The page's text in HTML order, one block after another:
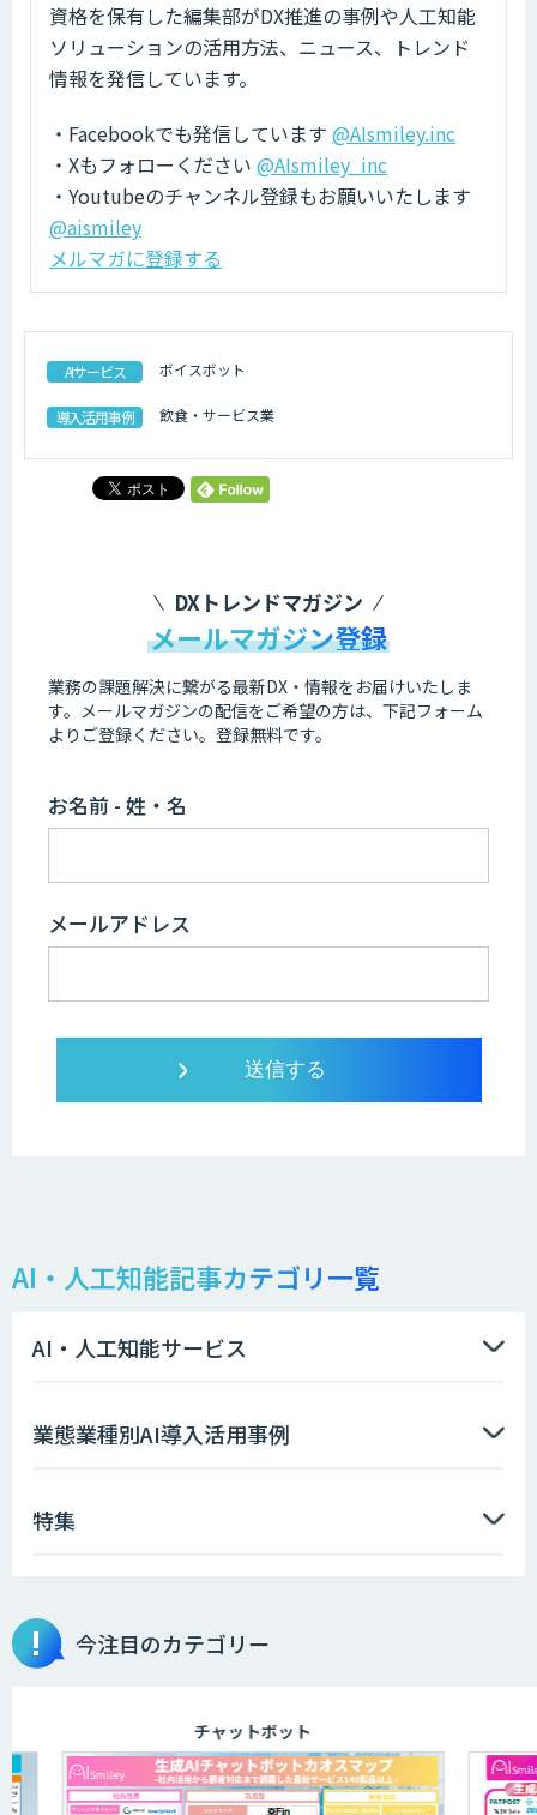
資格を保有した編集部がDX推進の事例や人工知能
ソリューションの活用方法、ニュース、トレンド
情報を発信しています。
・Facebookでも発信しています @AIsmiley.inc
・Xもフォローください @AIsmiley_inc
・Youtubeのチャンネル登録もお願いいたします
@aismiley
メルマガに登録する
AIサービス ボイスボット
導入活用事例 飲食・サービス業
DXトレンドマガジン
メールマガジン登録
業務の課題解決に繋がる最新DX・情報をお届けいたしま
す。 メールマガジンの配信をご希望の方は、下記フォーム
よりご登録ください。登録無料です。
お名前 - 姓・名
メールアドレス
AI・人工知能記事カテゴリ一覧
AI・人工知能サービス
業態業種別AI導入活用事例
特集
今注目のカテゴリー
チャットボット